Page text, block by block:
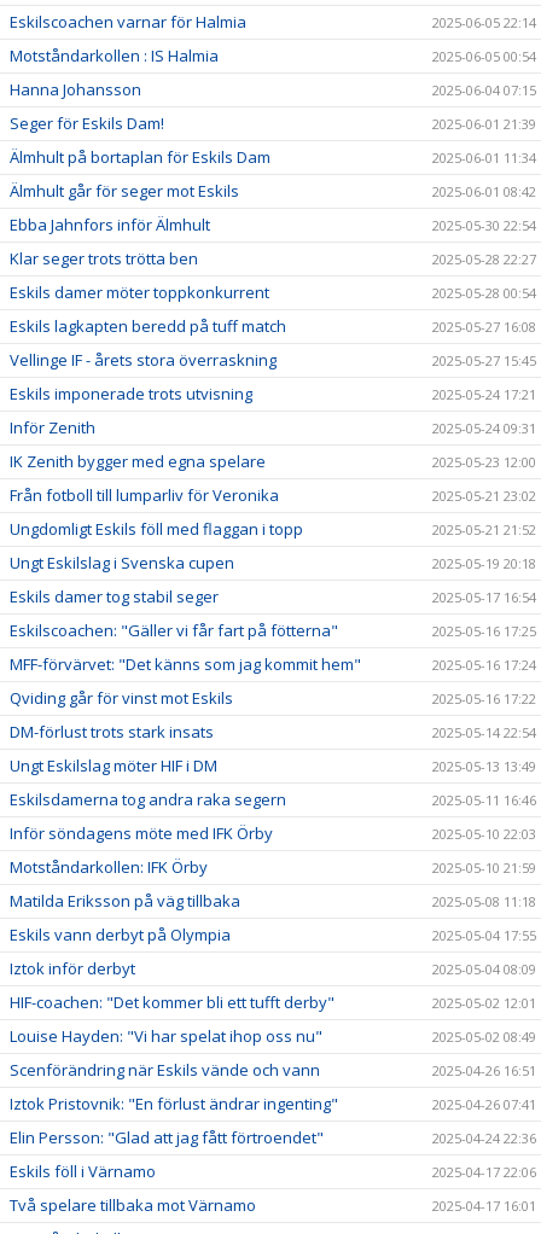
Eskilscoachen varnar för Halmia 2025-06-05 22:14
Motståndarkollen : IS Halmia 2025-06-05 00:54
Hanna Johansson 2025-06-04 07:15
Seger för Eskils Dam! 2025-06-01 21:39
Älmhult på bortaplan för Eskils Dam 2025-06-01 11:34
Älmhult går för seger mot Eskils 2025-06-01 08:42
Ebba Jahnfors inför Älmhult 2025-05-30 22:54
Klar seger trots trötta ben 2025-05-28 22:27
Eskils damer möter toppkonkurrent 2025-05-28 00:54
Eskils lagkapten beredd på tuff match 2025-05-27 16:08
Vellinge IF - årets stora överraskning 2025-05-27 15:45
Eskils imponerade trots utvisning 2025-05-24 17:21
Inför Zenith 2025-05-24 09:31
IK Zenith bygger med egna spelare 2025-05-23 12:00
Från fotboll till lumparliv för Veronika 2025-05-21 23:02
Ungdomligt Eskils föll med flaggan i topp 2025-05-21 21:52
Ungt Eskilslag i Svenska cupen 2025-05-19 20:18
Eskils damer tog stabil seger 2025-05-17 16:54
Eskilscoachen: "Gäller vi får fart på fötterna" 2025-05-16 17:25
MFF-förvärvet: "Det känns som jag kommit hem" 2025-05-16 17:24
Qviding går för vinst mot Eskils 2025-05-16 17:22
DM-förlust trots stark insats 2025-05-14 22:54
Ungt Eskilslag möter HIF i DM 2025-05-13 13:49
Eskilsdamerna tog andra raka segern 2025-05-11 16:46
Inför söndagens möte med IFK Örby 2025-05-10 22:03
Motståndarkollen: IFK Örby 2025-05-10 21:59
Matilda Eriksson på väg tillbaka 2025-05-08 11:18
Eskils vann derbyt på Olympia 2025-05-04 17:55
Iztok inför derbyt 2025-05-04 08:09
HIF-coachen: "Det kommer bli ett tufft derby" 2025-05-02 12:01
Louise Hayden: "Vi har spelat ihop oss nu" 2025-05-02 08:49
Scenförändring när Eskils vände och vann 2025-04-26 16:51
Iztok Pristovnik: "En förlust ändrar ingenting" 2025-04-26 07:41
Elin Persson: "Glad att jag fått förtroendet" 2025-04-24 22:36
Eskils föll i Värnamo 2025-04-17 22:06
Två spelare tillbaka mot Värnamo 2025-04-17 16:01